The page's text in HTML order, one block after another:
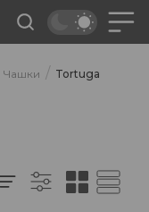
Чашки / Tortuga